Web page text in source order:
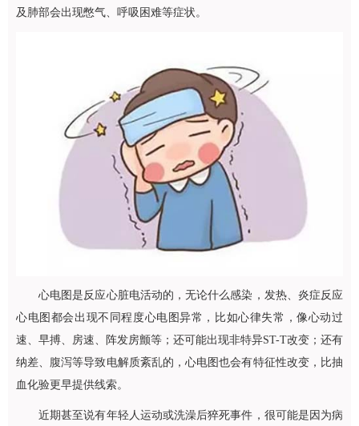
及肺部会出现憋气、呼吸困难等症状。
心电图是反应心脏电活动的，无论什么感染，发热、炎症反应
心电图都会出现不同程度心电图异常，比如心律失常，像心动过
速、早搏、房速、阵发房颤等；还可能出现非特异ST-T改变；还有
纳差、腹泻等导致电解质紊乱的，心电图也会有特征性改变，比抽
血化验更早提供线索。
近期甚至说有年轻人运动或洗澡后猝死事件，很可能是因为病